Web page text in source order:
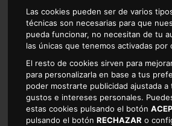
Las cookies pueden ser de varios
técnicas son necesarias para que
pueda funcionar, no necesitan de tu
las únicas que tenemos activadas por
El resto de cookies sirven para
para personalizarla en base a tus
poder mostrarte publicidad ajustada a
gustos e intereses personales.
estas cookies pulsando el botón
pulsando el botónRECHAZAR o